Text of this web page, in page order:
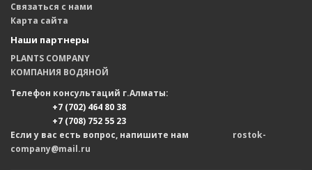
Связаться с нами
Карта сайта
Наши партнеры
PLANTS COMPANY
КОМПАНИЯ ВОДЯНОЙ
Телефон консультаций г.Алматы:
+7 (702) 464 80 38
+7 (708) 752 55 23
Если у вас есть вопрос, напишите нам rostok-
company@mail.ru